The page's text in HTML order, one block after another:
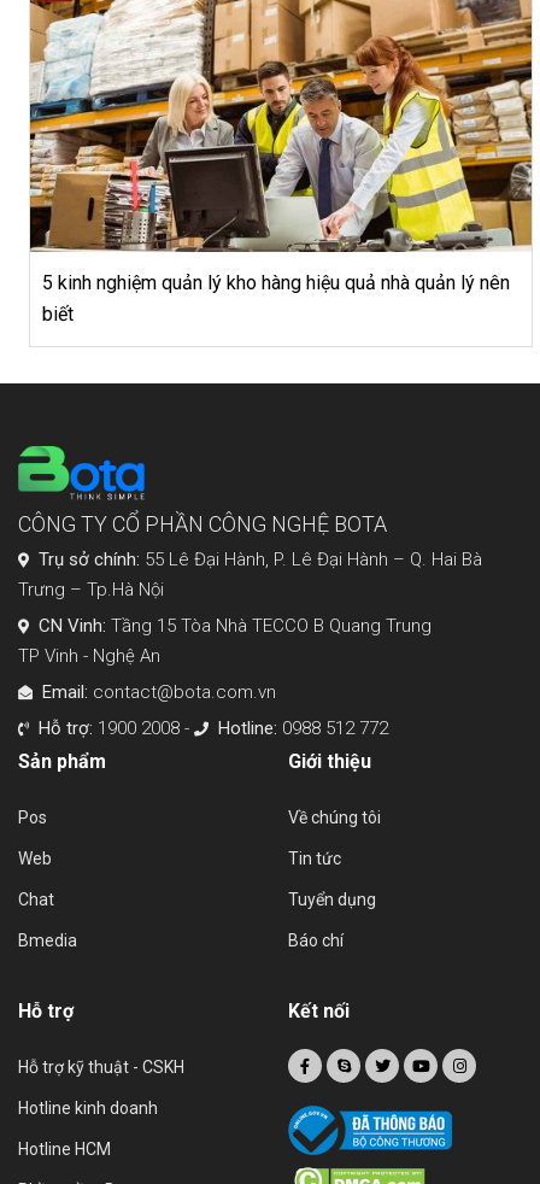
5 kinh nghiệm quản lý kho hàng hiệu quả nhà quản lý nên
biết
CÔNG TY CỔ PHẦN CÔNG NGHỆ BOTA
Trụ sở chính: 55 Lê Đại Hành, P. Lê Đại Hành – Q. Hai Bà
Trưng – Tp.Hà Nội
CN Vinh: Tầng 15 Tòa Nhà TECCO B Quang Trung
TP Vinh - Nghệ An
Email: contact@bota.com.vn
Hỗ trợ: 1900 2008 - Hotline: 0988 512 772
Sản phẩm
Pos
Web
Chat
Bmedia
Giới thiệu
Về chúng tôi
Tin tức
Tuyển dụng
Báo chí
Hỗ trợ
Hỗ trợ kỹ thuật - CSKH
Hotline kinh doanh
Hotline HCM
Kết nối